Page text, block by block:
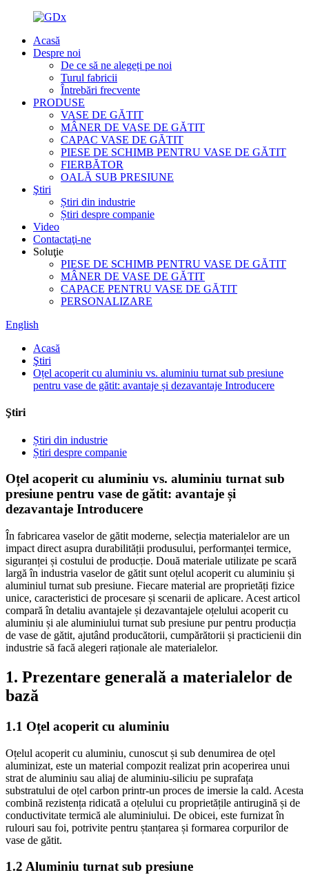
Acasă
Despre noi
De ce să ne alegeți pe noi
Turul fabricii
Întrebări frecvente
PRODUSE
VASE DE GĂTIT
MÂNER DE VASE DE GĂTIT
CAPAC VASE DE GĂTIT
PIESE DE SCHIMB PENTRU VASE DE GĂTIT
FIERBĂTOR
OALĂ SUB PRESIUNE
Ştiri
Știri din industrie
Știri despre companie
Video
Contactaţi-ne
Soluţie
PIESE DE SCHIMB PENTRU VASE DE GĂTIT
MÂNER DE VASE DE GĂTIT
CAPACE PENTRU VASE DE GĂTIT
PERSONALIZARE
English
Acasă
Ştiri
Oțel acoperit cu aluminiu vs. aluminiu turnat sub presiune
pentru vase de gătit: avantaje și dezavantaje Introducere
Ştiri
Știri din industrie
Știri despre companie
Oțel acoperit cu aluminiu vs. aluminiu turnat sub
presiune pentru vase de gătit: avantaje și
dezavantaje Introducere
În fabricarea vaselor de gătit moderne, selecția materialelor are un
impact direct asupra durabilității produsului, performanței termice,
siguranței și costului de producție. Două materiale utilizate pe scară
largă în industria vaselor de gătit sunt oțelul acoperit cu aluminiu și
aluminiul turnat sub presiune. Fiecare material are proprietăți fizice
unice, caracteristici de procesare și scenarii de aplicare. Acest articol
compară în detaliu avantajele și dezavantajele oțelului acoperit cu
aluminiu și ale aluminiului turnat sub presiune pur pentru producția
de vase de gătit, ajutând producătorii, cumpărătorii și practicienii din
industrie să facă alegeri raționale ale materialelor.
1. Prezentare generală a materialelor de
bază
1.1 Oțel acoperit cu aluminiu
Oțelul acoperit cu aluminiu, cunoscut și sub denumirea de oțel
aluminizat, este un material compozit realizat prin acoperirea unui
strat de aluminiu sau aliaj de aluminiu-siliciu pe suprafața
substratului de oțel carbon printr-un proces de imersie la cald. Acesta
combină rezistența ridicată a oțelului cu proprietățile antirugină și de
conductivitate termică ale aluminiului. De obicei, este furnizat în
rulouri sau foi, potrivite pentru ștanțarea și formarea corpurilor de
vase de gătit.
1.2 Aluminiu turnat sub presiune